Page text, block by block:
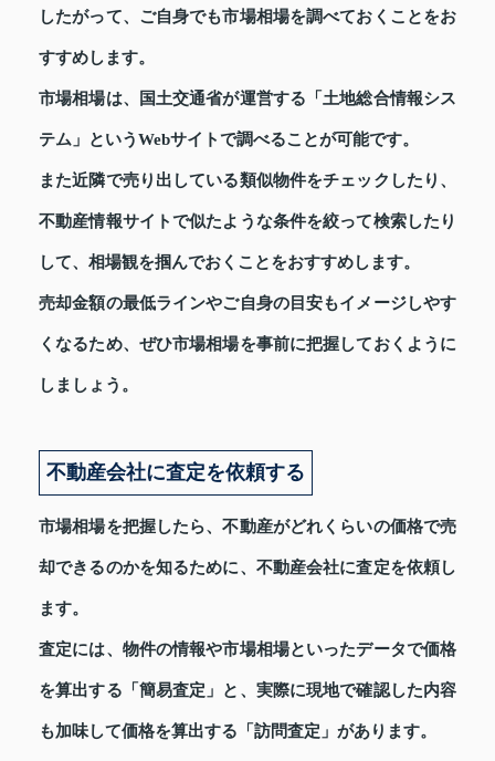
したがって、ご自身でも市場相場を調べておくことをお
すすめします。
市場相場は、国土交通省が運営する「土地総合情報シス
テム」というWebサイトで調べることが可能です。
また近隣で売り出している類似物件をチェックしたり、
不動産情報サイトで似たような条件を絞って検索したり
して、相場観を掴んでおくことをおすすめします。
売却金額の最低ラインやご自身の目安もイメージしやす
くなるため、ぜひ市場相場を事前に把握しておくように
しましょう。
不動産会社に査定を依頼する
市場相場を把握したら、不動産がどれくらいの価格で売
却できるのかを知るために、不動産会社に査定を依頼し
ます。
査定には、物件の情報や市場相場といったデータで価格
を算出する「簡易査定」と、実際に現地で確認した内容
も加味して価格を算出する「訪問査定」があります。